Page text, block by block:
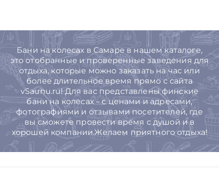
Бани на колесах в Самаре в нашем каталоге,
это отобранные и проверенные заведения для
отдыха, которые можно заказать на час или
более длительное время прямо с сайта
vSaunu.ru! Для вас представлены финские
бани на колесах – с ценами и адресами,
фотографиями и отзывами посетителей, где
вы сможете провести время с душой и в
хорошей компании.Желаем приятного отдыха!